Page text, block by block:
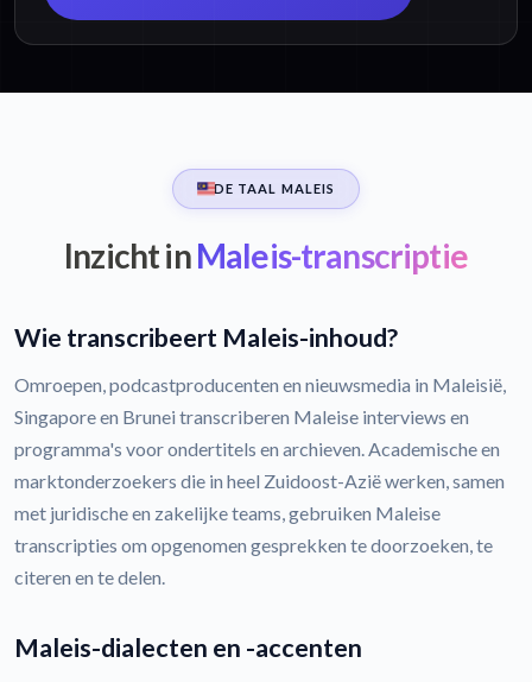
DE TAAL MALEIS
Inzicht inMaleis-transcriptie
Wie transcribeert Maleis-inhoud?
Omroepen, podcastproducenten en nieuwsmedia in Maleisië,
Singapore en Brunei transcriberen Maleise interviews en
programma's voor ondertitels en archieven. Academische en
marktonderzoekers die in heel Zuidoost-Azië werken, samen
met juridische en zakelijke teams, gebruiken Maleise
transcripties om opgenomen gesprekken te doorzoeken, te
citeren en te delen.
Maleis-dialecten en -accenten